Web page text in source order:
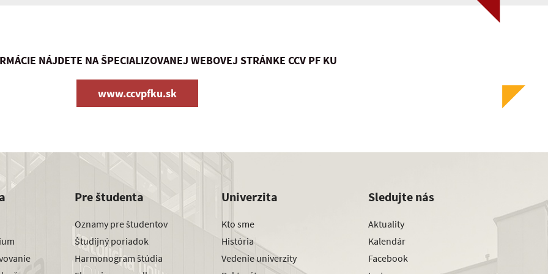
NÁJDETE NA ŠPECIALIZOVANEJ WEBOVEJ STRÁNKE CCV PF KU
www.ccvpfku.sk
Pre študenta
Oznamy pre študentov
Študijný poriadok
Harmonogram štúdia
Univerzita
Kto sme
História
Vedenie univerzity
Sledujte nás
Aktuality
Kalendár
Facebook